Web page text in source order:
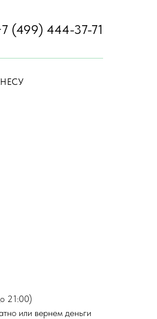
(499) 444-37-71
21:00)
или вернем деньги